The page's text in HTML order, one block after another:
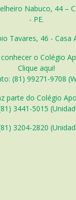
Nabuco, 44 –
- PE.
Tavares, 46 - Casa
o Colégio
Clique aqui!
(81) 99271-9708
parte do Colégio
3441-5015
81) 3204-2820